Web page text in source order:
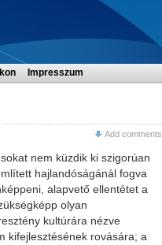
Impresszum
Add comments
nem küzdik ki szigorúan
hajlandóságánál fogva
alapvető ellentétet a
olyan
kultúrára nézve
kifejlesztésének rovására; a